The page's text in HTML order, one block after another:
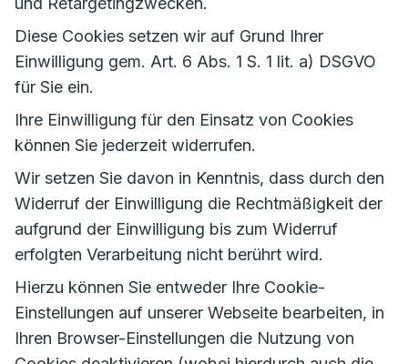
Diese Cookies setzen wir auf Grund Ihrer
Einwilligung gem. Art. 6 Abs. 1 S. 1 lit. a) DSGVO
für Sie ein.
Ihre Einwilligung für den Einsatz von Cookies
können Sie jederzeit widerrufen.
Wir setzen Sie davon in Kenntnis, dass durch den
Widerruf der Einwilligung die Rechtmäßigkeit der
aufgrund der Einwilligung bis zum Widerruf
erfolgten Verarbeitung nicht berührt wird.
Hierzu können Sie entweder Ihre Cookie-
Einstellungen auf unserer Webseite bearbeiten, in
Ihren Browser-Einstellungen die Nutzung von